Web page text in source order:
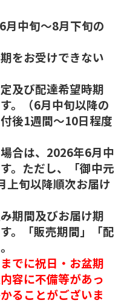
中旬～8月下旬の
をお受けできない
及び配達希望時期
。（6月中旬以降の
後1週間～10日程度
合は、2026年6月中
。ただし、「御中元
上旬以降順次お届け
期間及びお届け期
。「販売期間」「配
でに祝日・お盆期
容に不備等があっ
ることがございま